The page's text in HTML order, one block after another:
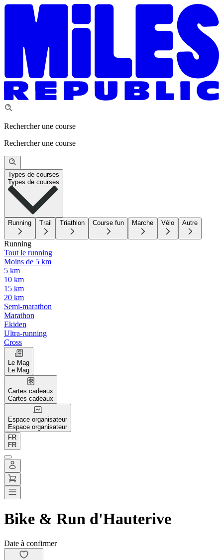
Rechercher une course
Rechercher une course
Types de courses
Types de courses
Running Trail Triathlon Course fun Marche Vélo Autre
Running
Tout le running
Moins de 5 km
5 km
10 km
15 km
20 km
Semi-marathon
Marathon
Ekiden
Ultra-running
Cross
Le Mag
Le Mag
Cartes cadeaux
Cartes cadeaux
Espace organisateur
Espace organisateur
FR
FR
Bike & Run d'Hauterive
Date à confirmer